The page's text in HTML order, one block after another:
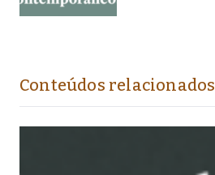
Conteúdos relacionados